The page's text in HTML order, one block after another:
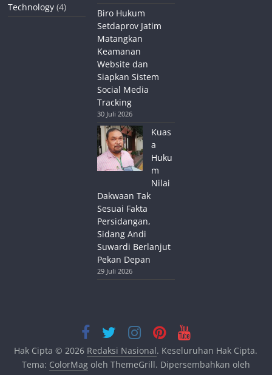
Technology (4)
Biro Hukum
Setdaprov Jatim
Matangkan
Keamanan
Website dan
Siapkan Sistem
Social Media
Tracking
30 Juli 2026
Kuas
a
Huku
m
Nilai
Dakwaan Tak
Sesuai Fakta
Persidangan,
Sidang Andi
Suwardi Berlanjut
Pekan Depan
29 Juli 2026
Hak Cipta © 2026 Redaksi Nasional. Keseluruhan Hak Cipta.
Tema: ColorMagoleh ThemeGrill. Dipersembahkan oleh